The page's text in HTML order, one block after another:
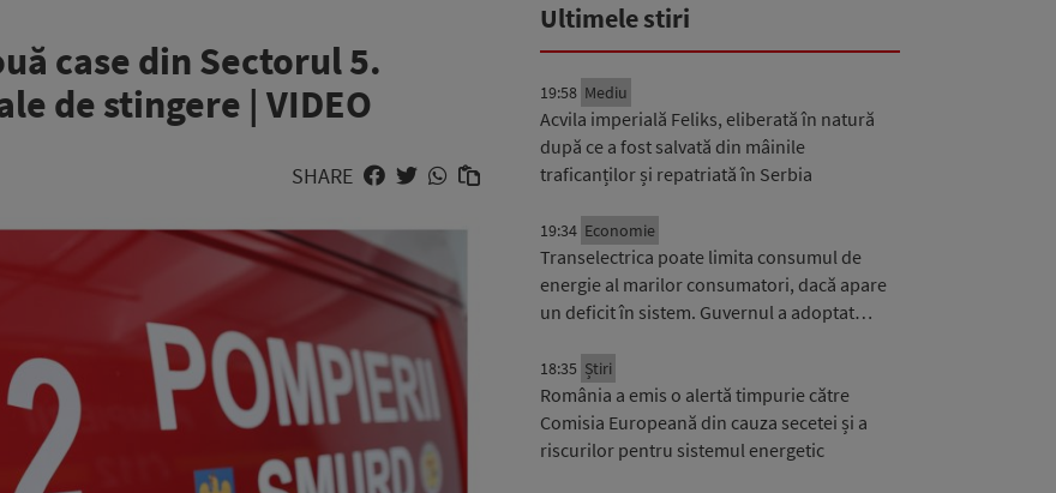
case din Sectorul 5.
de stingere | VIDEO
SHARE
Ultimele stiri
19:58 Mediu
Acvila imperială Feliks, eliberată în natură
după ce a fost salvată din mâinile
traficanților și repatriată în Serbia
19:34 Economie
Transelectrica poate limita consumul de
energie al marilor consumatori, dacă apare
un deficit în sistem. Guvernul a adoptat…
18:35 Știri
România a emis o alertă timpurie către
Comisia Europeană din cauza secetei și a
riscurilor pentru sistemul energetic